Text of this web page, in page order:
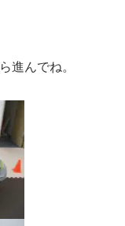
進んでね。